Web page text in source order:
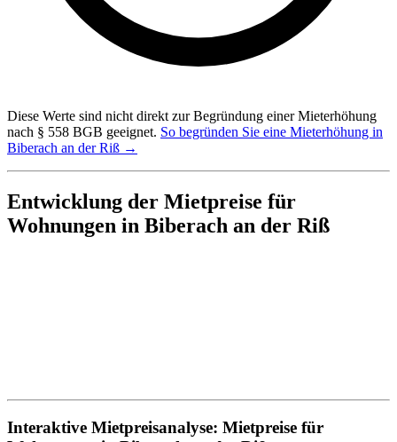
Diese Werte sind nicht direkt zur Begründung einer Mieterhöhung
nach § 558 BGB geeignet. So begründen Sie eine Mieterhöhung in
Biberach an der Riß →
Entwicklung der Mietpreise für
Wohnungen in Biberach an der Riß
Interaktive Mietpreisanalyse: Mietpreise für